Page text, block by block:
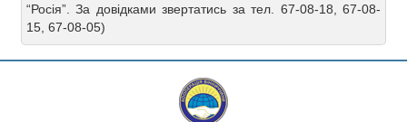
“Росія”. За довідками звертатись за тел. 67-08-18, 67-08-
15, 67-08-05)